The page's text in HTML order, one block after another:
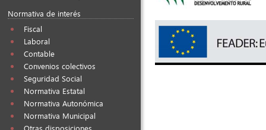
Normativa de interés
Fiscal
Laboral
Contable
Convenios colectivos
Seguridad Social
Normativa Estatal
Normativa Autonómica
Normativa Municipal
Otras disposiciones